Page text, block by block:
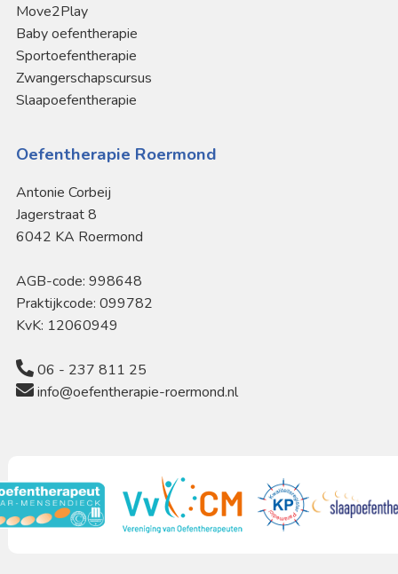
Move2Play
Baby oefentherapie
Sportoefentherapie
Zwangerschapscursus
Slaapoefentherapie
Oefentherapie Roermond
Antonie Corbeij
Jagerstraat 8
6042 KA Roermond
AGB-code: 998648
Praktijkcode: 099782
KvK: 12060949
06 - 237 811 25
info@oefentherapie-roermond.nl